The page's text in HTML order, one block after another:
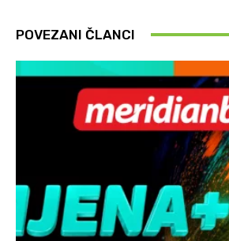
POVEZANI ČLANCI